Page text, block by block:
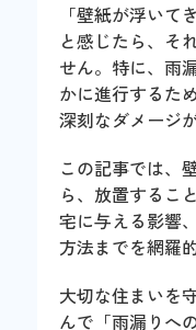
「壁紙が浮いて
と感じたら、そ
せん。特に、雨
かに進行するた
深刻なダメージ
この記事では、
ら、放置するこ
宅に与える影響
方法までを網羅
大切な住まいを
んで「雨漏りへ